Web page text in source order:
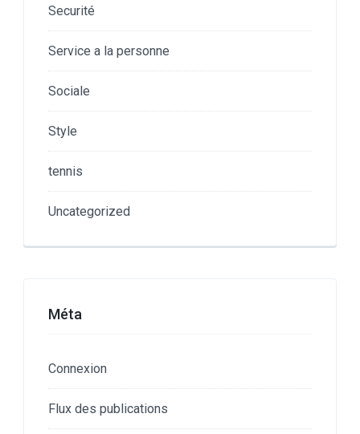
Securité
Service a la personne
Sociale
Style
tennis
Uncategorized
Méta
Connexion
Flux des publications